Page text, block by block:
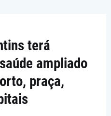
terá
ampliado
praça,